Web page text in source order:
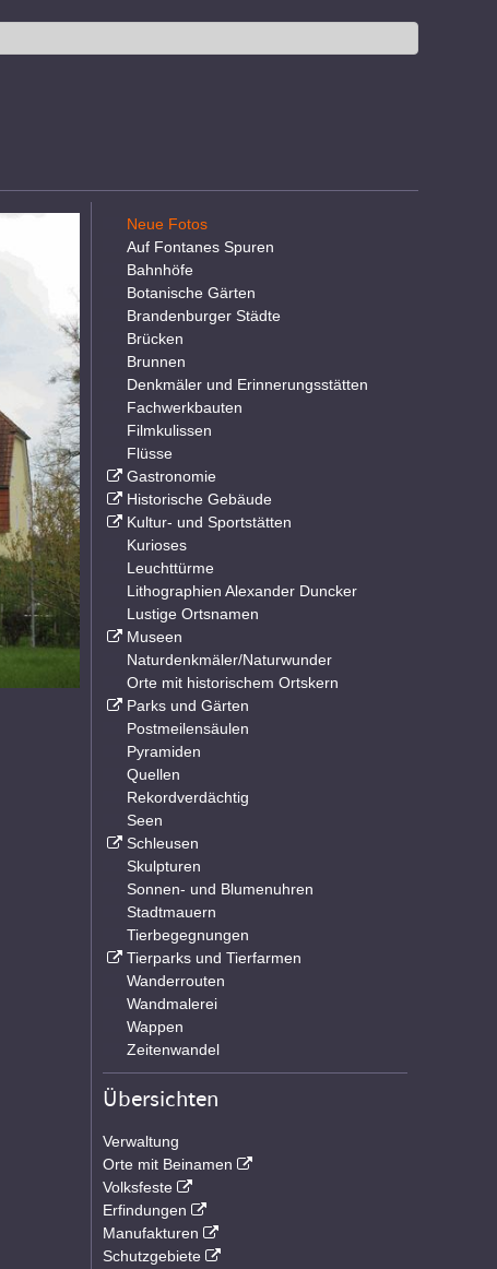
Neue Fotos
Auf Fontanes Spuren
Bahnhöfe
Botanische Gärten
Brandenburger Städte
Brücken
Brunnen
Denkmäler und Erinnerungsstätten
Fachwerkbauten
Filmkulissen
Flüsse
Gastronomie
Historische Gebäude
Kultur- und Sportstätten
Kurioses
Leuchttürme
Lithographien Alexander Duncker
Lustige Ortsnamen
Museen
Naturdenkmäler/Naturwunder
Orte mit historischem Ortskern
Parks und Gärten
Postmeilensäulen
Pyramiden
Quellen
Rekordverdächtig
Seen
Schleusen
Skulpturen
Sonnen- und Blumenuhren
Stadtmauern
Tierbegegnungen
Tierparks und Tierfarmen
Wanderrouten
Wandmalerei
Wappen
Zeitenwandel
Übersichten
Verwaltung
Orte mit Beinamen
Volksfeste
Erfindungen
Manufakturen
Schutzgebiete